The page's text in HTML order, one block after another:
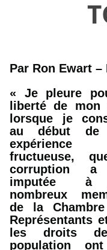
Par Ron Ewart –
« Je pleure
liberté de mon
lorsque je
au début de
expérience
fructueuse,
corruption
imputée
nombreux
de la
Représentants
les droits
population